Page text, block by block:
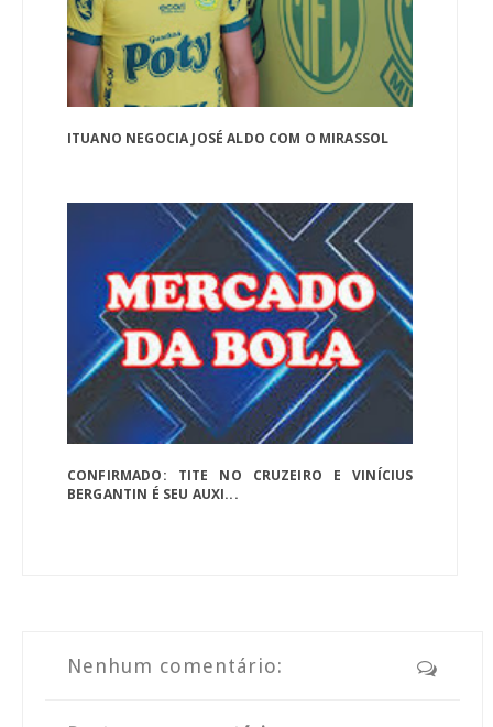
ITUANO NEGOCIA JOSÉ ALDO COM O MIRASSOL
CONFIRMADO: TITE NO CRUZEIRO E VINÍCIUS
BERGANTIN É SEU AUXI...
Nenhum comentário: